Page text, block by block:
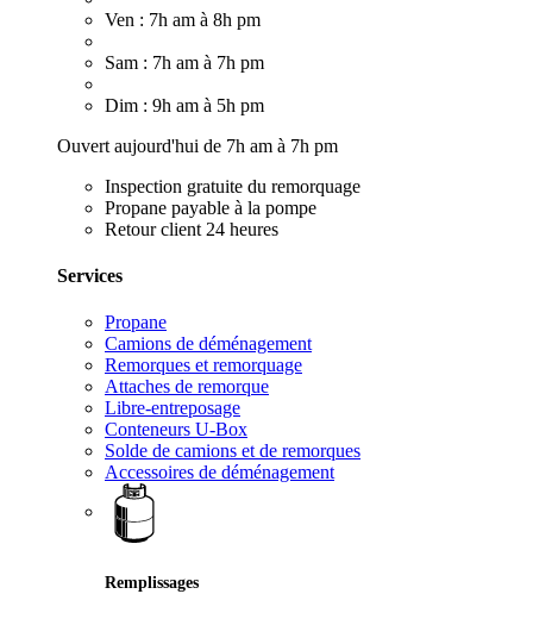
Ven : 7h am à 8h pm
Sam : 7h am à 7h pm
Dim : 9h am à 5h pm
Ouvert aujourd'hui de 7h am à 7h pm
Inspection gratuite du remorquage
Propane payable à la pompe
Retour client 24 heures
Services
Propane
Camions de déménagement
Remorques et remorquage
Attaches de remorque
Libre-entreposage
Conteneurs U-Box
Solde de camions et de remorques
Accessoires de déménagement
Remplissages